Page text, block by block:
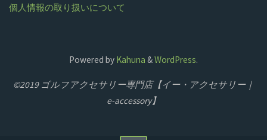
個人情報の取り扱いについて
Powered by Kahuna &WordPress.
©2019 ゴルフアクセサリー専門店【イー・アクセサリー｜
e-accessory】